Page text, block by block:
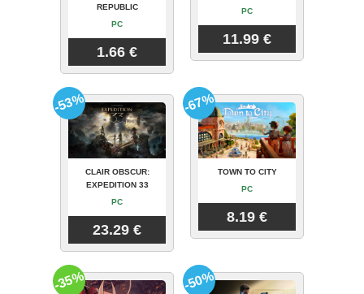
REPUBLIC
PC
1.66 €
PC
11.99 €
CLAIR OBSCUR:
EXPEDITION 33
PC
23.29 €
-53%
TOWN TO CITY
PC
8.19 €
-67%
-35% -50%